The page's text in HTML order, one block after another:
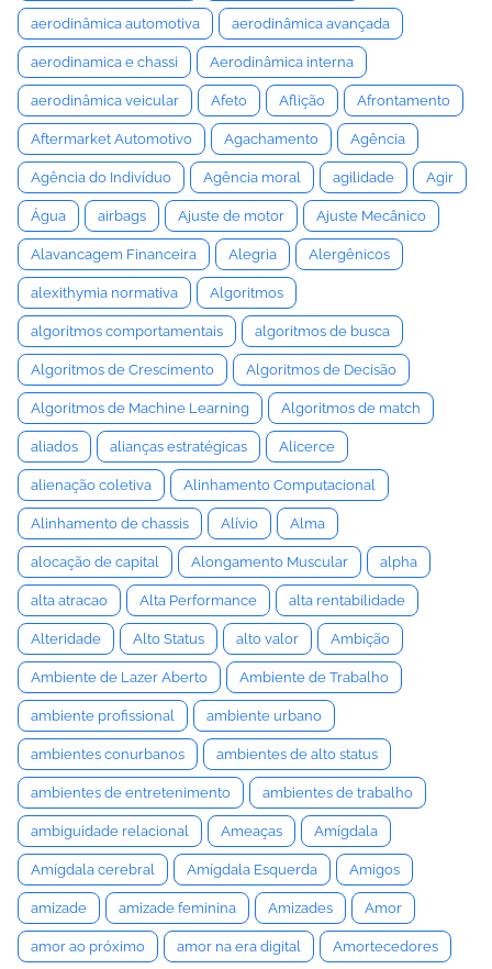
aerodinâmica automotiva aerodinâmica avançada
aerodinamica e chassi Aerodinâmica interna
aerodinâmica veicular Afeto Aflição Afrontamento
Aftermarket Automotivo Agachamento Agência
Agência do Indivíduo Agência moral agilidade Agir
Água airbags Ajuste de motor Ajuste Mecânico
Alavancagem Financeira Alegria Alergênicos
alexithymia normativa Algoritmos
algoritmos comportamentais algoritmos de busca
Algoritmos de Crescimento Algoritmos de Decisão
Algoritmos de Machine Learning Algoritmos de match
aliados alianças estratégicas Alicerce
alienação coletiva Alinhamento Computacional
Alinhamento de chassis Alívio Alma
alocação de capital Alongamento Muscular alpha
alta atracao Alta Performance alta rentabilidade
Alteridade Alto Status alto valor Ambição
Ambiente de Lazer Aberto Ambiente de Trabalho
ambiente profissional ambiente urbano
ambientes conurbanos ambientes de alto status
ambientes de entretenimento ambientes de trabalho
ambiguidade relacional Ameaças Amígdala
Amígdala cerebral Amígdala Esquerda Amigos
amizade amizade feminina Amizades Amor
amor ao próximo amor na era digital Amortecedores